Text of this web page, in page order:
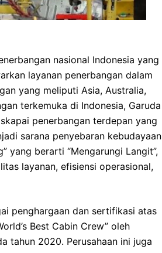
nasional Indonesia yang
layanan penerbangan dalam
yang meliputi Asia, Australia,
terkemuka di Indonesia, Garuda
penerbangan terdepan yang
sarana penyebaran kebudayaan
yang berarti “Mengarungi Langit”,
layanan, efisiensi operasional,
penghargaan dan sertifikasi atas
Best Cabin Crew” oleh
tahun 2020. Perusahaan ini juga